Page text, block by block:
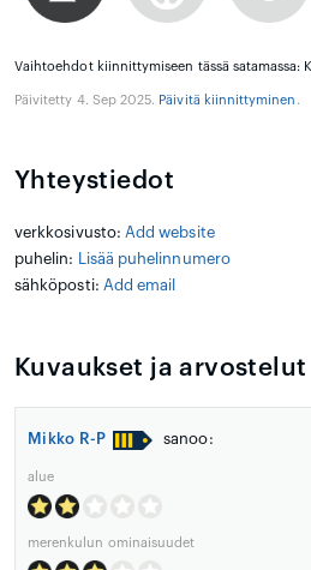
Vaihtoehdot kiinnittymiseen tässä satamassa:
Päivitetty 4. Sep 2025. Päivitä kiinnittyminen .
Yhteystiedot
verkkosivusto: Add website
puhelin:
Lisää puhelinnumero
sähköposti: Add email
Kuvaukset ja arvostelut
Mikko R-P sanoo:
alue
merenkulun ominaisuudet